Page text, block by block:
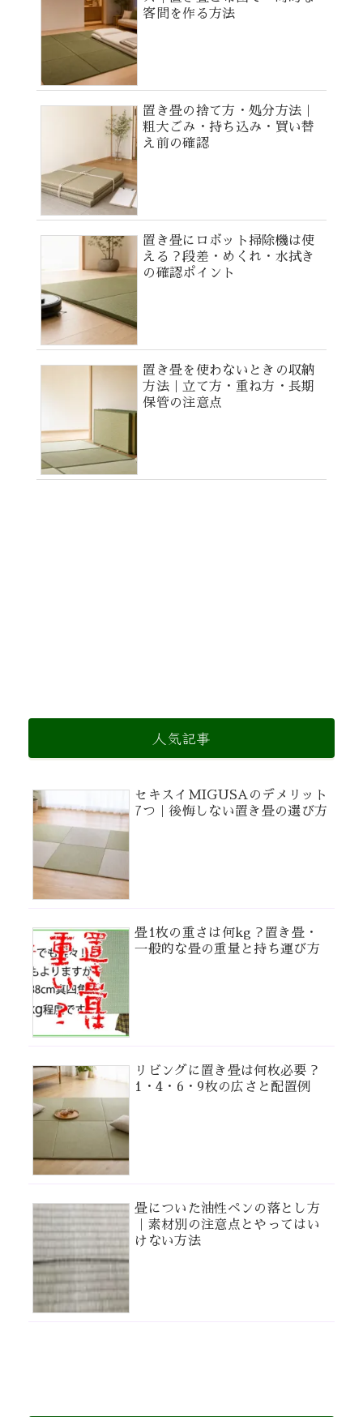
客間を作る方法
置き畳の捨て方・処分方法｜
粗大ごみ・持ち込み・買い替
え前の確認
置き畳にロボット掃除機は使
える？段差・めくれ・水拭き
の確認ポイント
置き畳を使わないときの収納
方法｜立て方・重ね方・長期
保管の注意点
人気記事
セキスイMIGUSAのデメリット
7つ｜後悔しない置き畳の選び方
畳1枚の重さは何kg？置き畳・
一般的な畳の重量と持ち運び方
リビングに置き畳は何枚必要？
1・4・6・9枚の広さと配置例
畳についた油性ペンの落とし方
｜素材別の注意点とやってはい
けない方法